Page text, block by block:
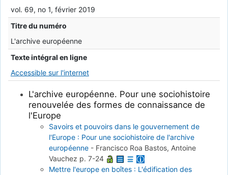
vol. 69, no 1, février 2019
Titre du numéro
L'archive européenne
Texte intégral en ligne
Accessible sur l'internet
L'archive européenne. Pour une sociohistoire
renouvelée des formes de connaissance de
l'Europe
Savoirs et pouvoirs dans le gouvernement de
l'Europe : Pour une sociohistoire de l'archive
européenne - Francisco Roa Bastos, Antoine
Vauchez p. 7-24
Mettre l'europe en boîtes : L'édification des